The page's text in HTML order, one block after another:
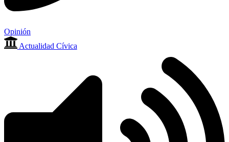
Opinión
Actualidad Cívica